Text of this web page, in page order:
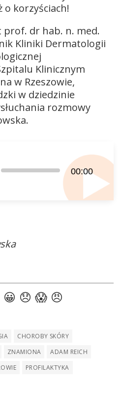
o korzyściach!
prof. dr hab. n. med.
Kliniki Dermatologii
Klinicznym
w Rzeszowie,
w dziedzinie
rozmowy
00:00
CHOROBY SKÓRY
ZNAMIONA
ADAM REICH
PROFILAKTYKA